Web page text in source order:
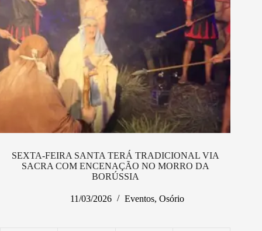
SEXTA-FEIRA SANTA TERÁ TRADICIONAL VIA
SACRA COM ENCENAÇÃO NO MORRO DA
BORÚSSIA
11/03/2026 Eventos, Osório